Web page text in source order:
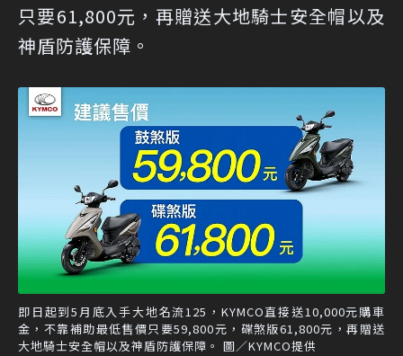
只要61,800元，再贈送大地騎士安全帽以及
神盾防護保障。
即日起到5月底入手大地名流125，KYMCO直接送10,000元購車
金，不靠補助最低售價只要59,800元，碟煞版61,800元，再贈送
大地騎士安全帽以及神盾防護保障。 圖／KYMCO提供